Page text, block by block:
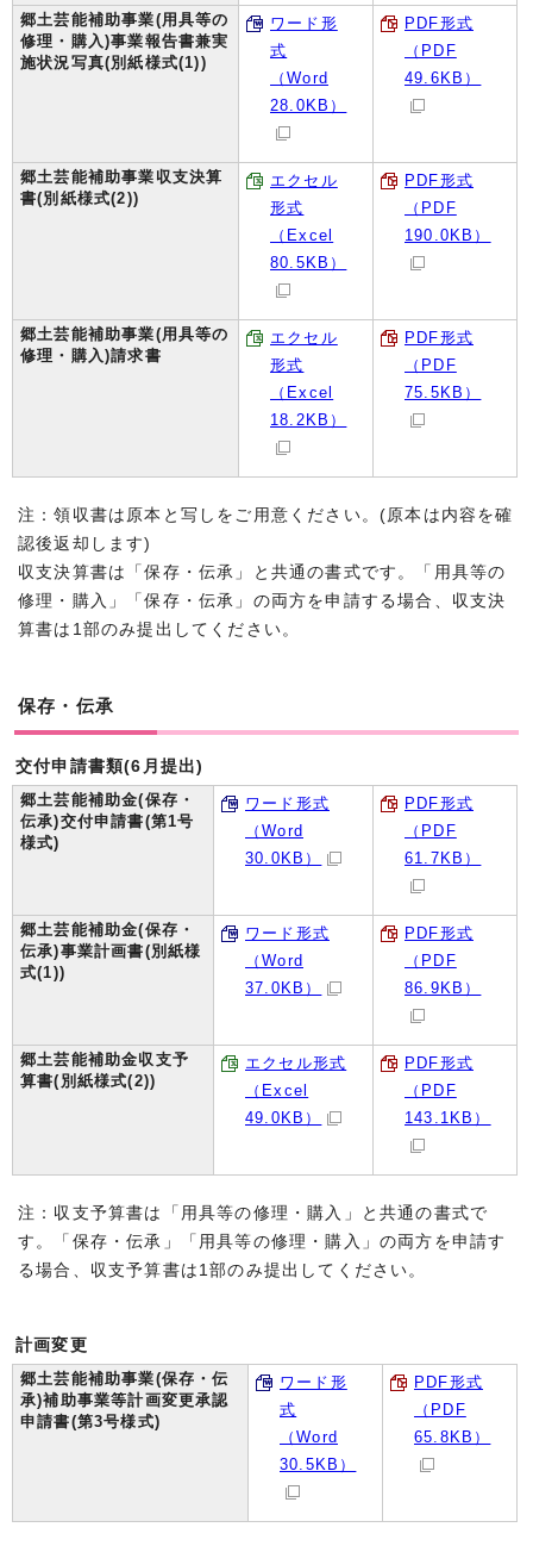
郷土芸能補助事業(用具等の
修理・購入)事業報告書兼実
施状況写真(別紙様式(1))
ワード形
式
（Word
28.0KB）
PDF形式
（PDF
49.6KB）
郷土芸能補助事業収支決算
書(別紙様式(2))
エクセル
形式
（Excel
80.5KB）
PDF形式
（PDF
190.0KB）
郷土芸能補助事業(用具等の
修理・購入)請求書
エクセル
形式
（Excel
18.2KB）
PDF形式
（PDF
75.5KB）
注：領収書は原本と写しをご用意ください。(原本は内容を確
認後返却します)
収支決算書は「保存・伝承」と共通の書式です。「用具等の
修理・購入」「保存・伝承」の両方を申請する場合、収支決
算書は1部のみ提出してください。
保存・伝承
交付申請書類(6月提出)
郷土芸能補助金(保存・
伝承)交付申請書(第1号
様式)
ワード形式
（Word
30.0KB）
PDF形式
（PDF
61.7KB）
郷土芸能補助金(保存・
伝承)事業計画書(別紙様
式(1))
ワード形式
（Word
37.0KB）
PDF形式
（PDF
86.9KB）
郷土芸能補助金収支予
算書(別紙様式(2))
エクセル形式
（Excel
49.0KB）
PDF形式
（PDF
143.1KB）
注：収支予算書は「用具等の修理・購入」と共通の書式で
す。「保存・伝承」「用具等の修理・購入」の両方を申請す
る場合、収支予算書は1部のみ提出してください。
計画変更
郷土芸能補助事業(保存・伝
承)補助事業等計画変更承認
申請書(第3号様式)
ワード形
式
（Word
30.5KB）
PDF形式
（PDF
65.8KB）